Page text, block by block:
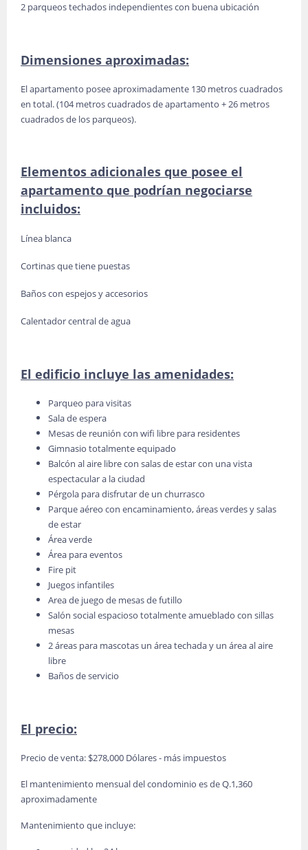
2 parqueos techados independientes con buena ubicación
Dimensiones aproximadas:
El apartamento posee aproximadamente 130 metros cuadrados
en total. (104 metros cuadrados de apartamento + 26 metros
cuadrados de los parqueos).
Elementos adicionales que posee el
apartamento que podrían negociarse
incluidos:
Línea blanca
Cortinas que tiene puestas
Baños con espejos y accesorios
Calentador central de agua
El edificio incluye las amenidades:
Parqueo para visitas
Sala de espera
Mesas de reunión con wifi libre para residentes
Gimnasio totalmente equipado
Balcón al aire libre con salas de estar con una vista
espectacular a la ciudad
Pérgola para disfrutar de un churrasco
Parque aéreo con encaminamiento, áreas verdes y salas
de estar
Área verde
Área para eventos
Fire pit
Juegos infantiles
Area de juego de mesas de futillo
Salón social espacioso totalmente amueblado con sillas
mesas
2 áreas para mascotas un área techada y un área al aire
libre
Baños de servicio
El precio:
Precio de venta: $278,000 Dólares - más impuestos
El mantenimiento mensual del condominio es de Q.1,360
aproximadamente
Mantenimiento que incluye: